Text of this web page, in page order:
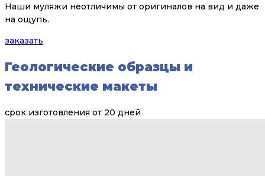
Наши муляжи неотличимы от оригиналов на вид и даже
на ощупь.
заказать
Геологические образцы и
технические макеты
срок изготовления от 20 дней